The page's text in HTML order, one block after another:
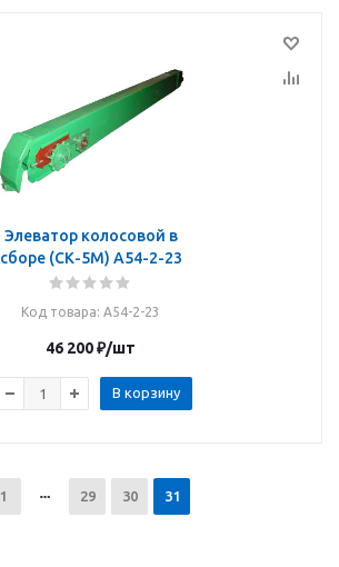
Элеватор колосовой в
сборе (СК-5М) А54-2-23
Код товара: А54-2-23
46 200₽/шт
В корзину
1 29 30 31